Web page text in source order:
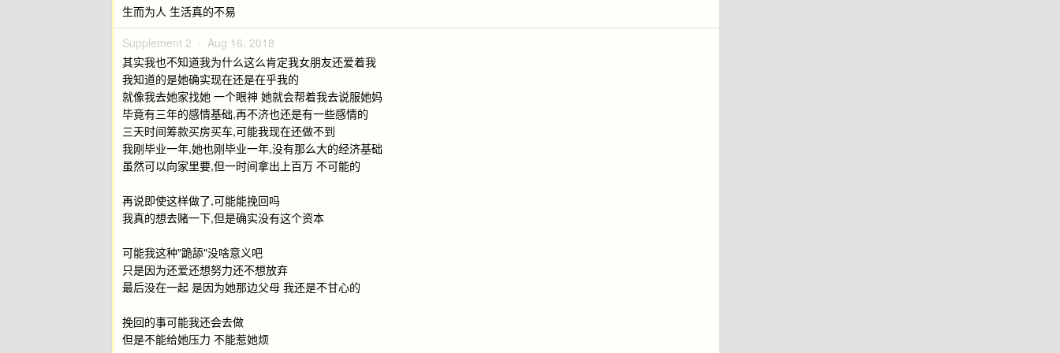
生而为人 生活真的不易
Supplement 2 · Aug 16, 2018
其实我也不知道我为什么这么肯定我女朋友还爱着我
我知道的是她确实现在还是在乎我的
就像我去她家找她 一个眼神 她就会帮着我去说服她妈
毕竟有三年的感情基础,再不济也还是有一些感情的
三天时间筹款买房买车,可能我现在还做不到
我刚毕业一年,她也刚毕业一年,没有那么大的经济基础
虽然可以向家里要,但一时间拿出上百万 不可能的
再说即使这样做了,可能能挽回吗
我真的想去赌一下,但是确实没有这个资本
可能我这种"跪舔"没啥意义吧
只是因为还爱还想努力还不想放弃
最后没在一起 是因为她那边父母 我还是不甘心的
挽回的事可能我还会去做
但是不能给她压力 不能惹她烦